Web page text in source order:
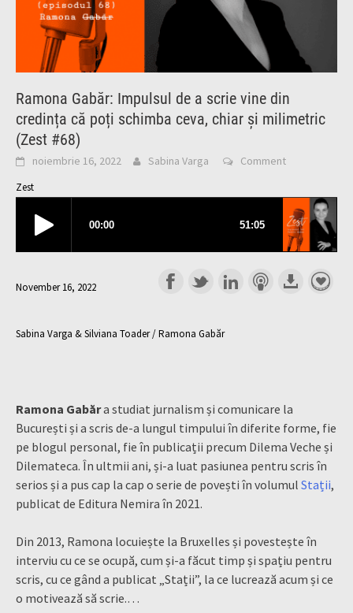
Ramona Gabăr: Impulsul de a scrie vine din
credința că poți schimba ceva, chiar și milimetric
(Zest #68)
noiembrie 16, 2022 Sabina Varga Comment
Zest
November 16, 2022
Sabina Varga & Silviana Toader / Ramona Gabăr
Ramona Gabăra studiat jurnalism și comunicare la
București și a scris de-a lungul timpului în diferite forme, fie
pe blogul personal, fie în publicații precum Dilema Veche și
Dilemateca. În ultmii ani, și-a luat pasiunea pentru scris în
serios și a pus cap la cap o serie de povești în volumul Stații,
publicat de Editura Nemira în 2021.
Din 2013, Ramona locuiește la Bruxelles și povestește în
interviu cu ce se ocupă, cum și-a făcut timp și spațiu pentru
scris, cu ce gând a publicat „Stații”, la ce lucrează acum și ce
o motivează să scrie.…